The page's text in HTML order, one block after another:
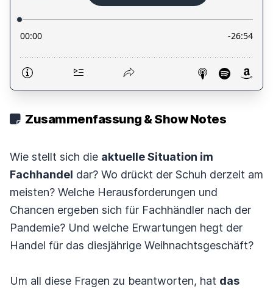
Zusammenfassung & Show Notes
Wie stellt sich die aktuelle Situation im
Fachhandel dar? Wo drückt der Schuh derzeit am
meisten? Welche Herausforderungen und
Chancen ergeben sich für Fachhändler nach der
Pandemie? Und welche Erwartungen hegt der
Handel für das diesjährige Weihnachtsgeschäft?
Um all diese Fragen zu beantworten, hat das